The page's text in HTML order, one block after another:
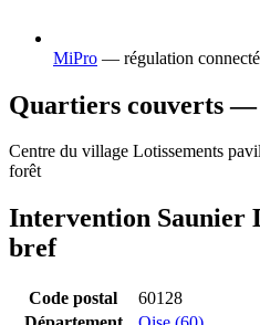
MiPro — régulation
Quartiers couverts
Centre du village Lotissements
forêt
Intervention Saunier
bref
Code postal
60128